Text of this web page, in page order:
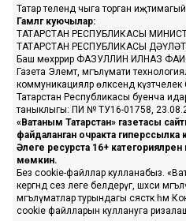
Татар телендә чыга торган
Гамәлгә куючылар:
ТАТАРСТАН РЕСПУБЛИКАСЫ
ТАТАРСТАН РЕСПУБЛИКАСЫ
Баш мөхәррир ФАЗУЛЛИН ИЛНАЗ
Газета Элемтә, мәгълүмати
коммуникацияләр өлкәсендә
Татарстан Республикасы буенча
таныклыгы: ПИ № ТУ16-01758,
«Ватаным Татарстан» газетасы
файдаланган очракта гиперссылка
Әлеге ресурста 16+
мөмкин.
Без cookie-файллар кулланабыз.
кергәндә сез әлеге белдерүгә, шәхси
мәгълүматлар турындагы сәясәткә һәм
cookie файлларын куллануга